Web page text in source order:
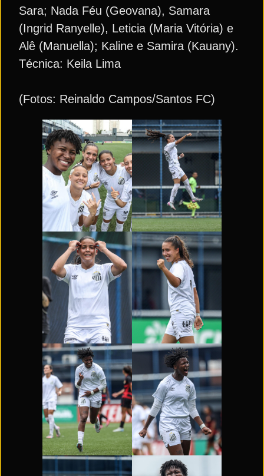
Sara; Nada Féu (Geovana), Samara
(Ingrid Ranyelle), Leticia (Maria Vitória) e
Alê (Manuella); Kaline e Samira (Kauany).
Técnica: Keila Lima
(Fotos: Reinaldo Campos/Santos FC)